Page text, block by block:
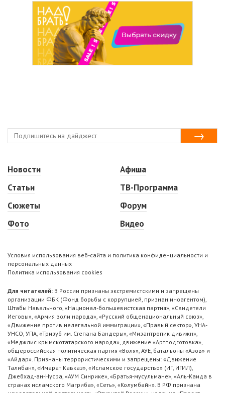
Новости
Статьи
Сюжеты
Фото
Афиша
ТВ-Программа
Форум
Видео
Условия использования веб-сайта и политика конфиденциальности и
персональных данных
Политика использования cookies
Для читателей: В России признаны экстремистскими и запрещены
организации ФБК (Фонд борьбы с коррупцией, признан иноагентом),
Штабы Навального, «Национал-большевистская партия», «Свидетели
Иеговы», «Армия воли народа», «Русский общенациональный союз»,
«Движение против нелегальной иммиграции», «Правый сектор», УНА-
УНСО, УПА, «Тризуб им. Степана Бандеры», «Мизантропик дивижн»,
«Меджлис крымскотатарского народа», движение «Артподготовка»,
общероссийская политическая партия «Воля», АУЕ, батальоны «Азов» и
«Айдар». Признаны террористическими и запрещены: «Движение
Талибан», «Имарат Кавказ», «Исламское государство» (ИГ, ИГИЛ),
Джебхад-ан-Нусра, «АУМ Синрике», «Братья-мусульмане», «Аль-Каида в
странах исламского Магриба», «Сеть», «Колумбайн». В РФ признана